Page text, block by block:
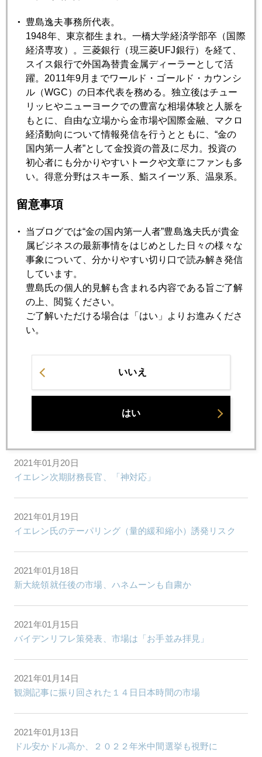
1月 2月 3月
7月 8月 9月 10月 11月 12月
2021年01月29日
米ネット証券炎上、日本も他人事ではない
2021年01月28日
「交流サイト個人連合」対「投資のプロ」、市場の新常態
米素人集団、ヘッジファンドを締め上げ、勝利宣言
2021年01月26日
元本塁打王の死、バイデン政権に逆風
2021年01月25日
死者数、第二次大戦超え、「コロナ白書」も反応薄
2021年01月22日
バイデン相場始動、金価格見方割れる
2021年01月20日
イエレン次期財務長官、「神対応」
2021年01月19日
イエレン氏のテーパリング（量的緩和縮小）誘発リスク
2021年01月18日
新大統領就任後の市場、ハネムーンも自粛か
2021年01月15日
バイデンリフレ策発表、市場は「お手並み拝見」
2021年01月14日
観測記事に振り回された１４日日本時間の市場
2021年01月13日
ドル安かドル高か、２０２２年米中間選挙も視野に
豊島逸夫事務所代表。
1948年、東京都生まれ。一橋大学経済学部卒（国際
経済専攻）。三菱銀行（現三菱UFJ銀行）を経て、
スイス銀行で外国為替貴金属ディーラーとして活
躍。2011年9月までワールド・ゴールド・カウンシ
ル（WGC）の日本代表を務める。独立後はチュー
リッヒやニューヨークでの豊富な相場体験と人脈を
もとに、自由な立場から金市場や国際金融、マクロ
経済動向について情報発信を行うとともに、“金の
国内第一人者”として金投資の普及に尽力。投資の
初心者にも分かりやすいトークや文章にファンも多
い。得意分野はスキー系、鮨スイーツ系、温泉系。
留意事項
当ブログでは“金の国内第一人者”豊島逸夫氏が貴金
属ビジネスの最新事情をはじめとした日々の様々な
事象について、分かりやすい切り口で読み解き発信
しています。
豊島氏の個人的見解も含まれる内容である旨ご了解
の上、閲覧ください。
ご了解いただける場合は「はい」よりお進みくださ
い。
いいえ
はい